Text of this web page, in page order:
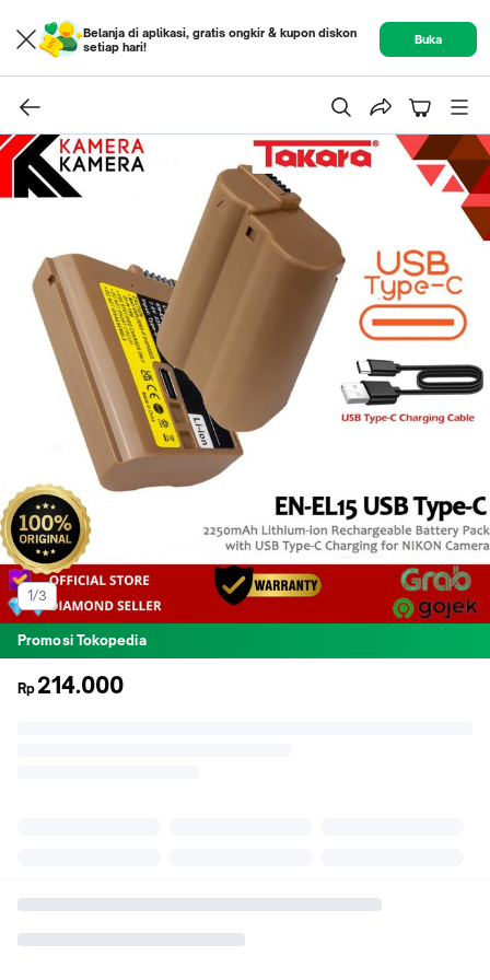
Belanja di aplikasi, gratis ongkir & kupon diskon
setiap hari!
Buka
1/3
Promosi Tokopedia
Rp 214.000